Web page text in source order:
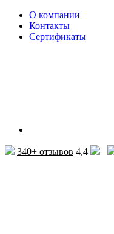
О компании
Контакты
Сертификаты
340+ отзывов 4,4